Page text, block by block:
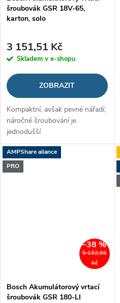
šroubovák GSR 18V-65,
karton, solo
3 151,51 Kč
Skladem v e-shopu
ZOBRAZIT
Kompaktní, avšak pevné nářadí;
náročné šroubování je
jednodušší
AMPShare aliance
PRO
5 132,66
Kč
–38 %
Bosch Akumulátorový vrtací
šroubovák GSR 180-LI